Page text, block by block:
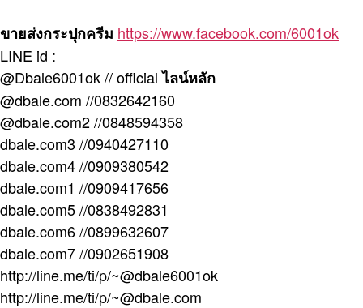
ขายส่งกระปุกครีม https://www.facebook.com/6001ok
LINE id :
@Dbale6001ok // officialไลน์หลัก
@dbale.com //0832642160
@dbale.com2 //0848594358
dbale.com3 //0940427110
dbale.com4 //0909380542
dbale.com1 //0909417656
dbale.com5 //0838492831
dbale.com6 //0899632607
dbale.com7 //0902651908
http://line.me/ti/p/~@dbale6001ok
http://line.me/ti/p/~@dbale.com